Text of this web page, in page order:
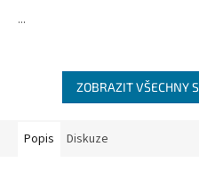
z...
ZOBRAZIT VŠECHNY
Popis Diskuze